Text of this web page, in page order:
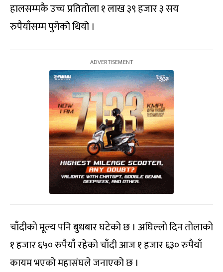
हालसम्मकै उच्च प्रतितोला १ लाख ३९ हजार ३ सय
रुपैयाँसम्म पुगेको थियो ।
चाँदीको मूल्य पनि बुधबार घटेको छ । अघिल्लो दिन तोलाको
१ हजार ६५० रुपैयाँ रहेको चाँदी आज १ हजार ६३० रुपैयाँ
कायम भएको महासंघले जनाएको छ ।